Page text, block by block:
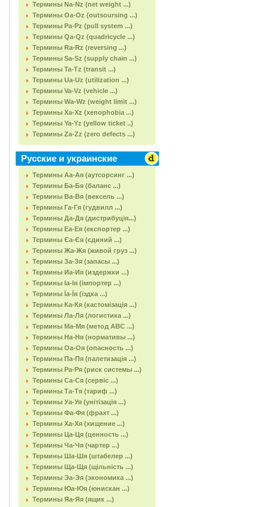
Термины Na-Nz (net weight ...)
Термины Oa-Oz (outsoursing ...)
Термины Pa-Pz (pull system ...)
Термины Qa-Qz (quadricycle ...)
Термины Ra-Rz (reversing ...)
Термины Sa-Sz (supply chain ...)
Термины Ta-Tz (transit ...)
Термины Ua-Uz (utilization ...)
Термины Va-Vz (vehicle ...)
Термины Wa-Wz (weight limit ...)
Термины Xa-Xz (xenophobia ...)
Термины Ya-Yz (yellow ticket ..)
Термины Za-Zz (zero defects ...)
Русские и украинские
Термины Аа-Ая (аутсорсинг ...)
Термины Ба-Бя (баланс ...)
Термины Ва-Вя (вексель ...)
Термины Га-Гя (гудвилл ...)
Термины Да-Дя (дистрибуція...)
Термины Еа-Ея (експортер ...)
Термины Єа-Єя (єдиний ...)
Термины Жа-Жя (живой груз ...)
Термины За-Зя (запасы ...)
Термины Иа-Ия (издержки ...)
Термины Іа-Ія (імпортер ...)
Термины Їа-Їя (їздка ...)
Термины Ка-Кя (кастомізація ...)
Термины Ла-Ля (логистика ...)
Термины Ма-Мя (метод АВС ...)
Термины На-Ня (нормативы ...)
Термины Оа-Оя (опасность ...)
Термины Па-Пя (палетизація ...)
Термины Ра-Ря (риск системы ...)
Термины Са-Ся (сервіс ...)
Термины Та-Тя (тариф ...)
Термины Уа-Уя (унітізація ...)
Термины Фа-Фя (фрахт ...)
Термины Ха-Хя (хищение ...)
Термины Ца-Ця (ценность ...)
Термины Ча-Чя (чартер ...)
Термины Ша-Шя (штабелер ...)
Термины Ща-Щя (щільність ...)
Термины Эа-Эя (экономика ...)
Термины Юа-Юя (юнискан ...)
Термины Яа-Яя (ящик ...)